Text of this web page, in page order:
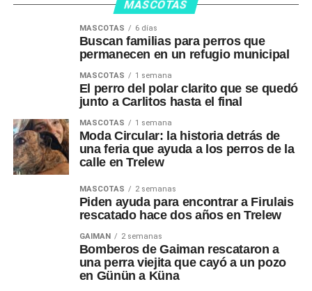
MASCOTAS
MASCOTAS 6 días
Buscan familias para perros que
permanecen en un refugio municipal
MASCOTAS 1 semana
El perro del polar clarito que se quedó
junto a Carlitos hasta el final
MASCOTAS 1 semana
Moda Circular: la historia detrás de
una feria que ayuda a los perros de la
calle en Trelew
MASCOTAS 2 semanas
Piden ayuda para encontrar a Firulais
rescatado hace dos años en Trelew
GAIMAN 2 semanas
Bomberos de Gaiman rescataron a
una perra viejita que cayó a un pozo
en Günün a Küna